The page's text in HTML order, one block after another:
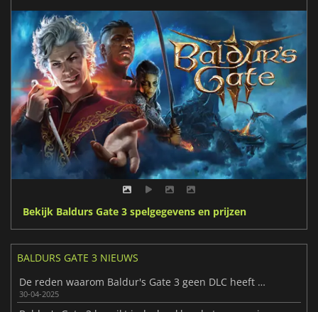
Bekijk Baldurs Gate 3 spelgegevens en prijzen
BALDURS GATE 3 NIEUWS
De reden waarom Baldur's Gate 3 geen DLC heeft gekregen
30-04-2025